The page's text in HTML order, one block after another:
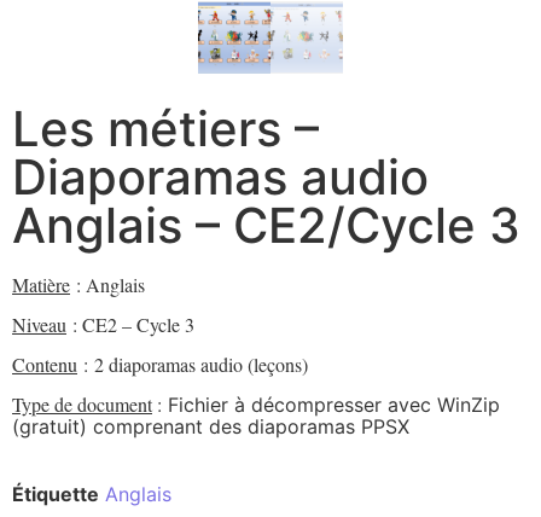
Les métiers –
Diaporamas audio
Anglais – CE2/Cycle 3
Matière : Anglais
Niveau : CE2 – Cycle 3
Contenu : 2 diaporamas audio (leçons)
Type de document: Fichier à décompresser avec WinZip
(gratuit) comprenant des diaporamas PPSX
Étiquette Anglais